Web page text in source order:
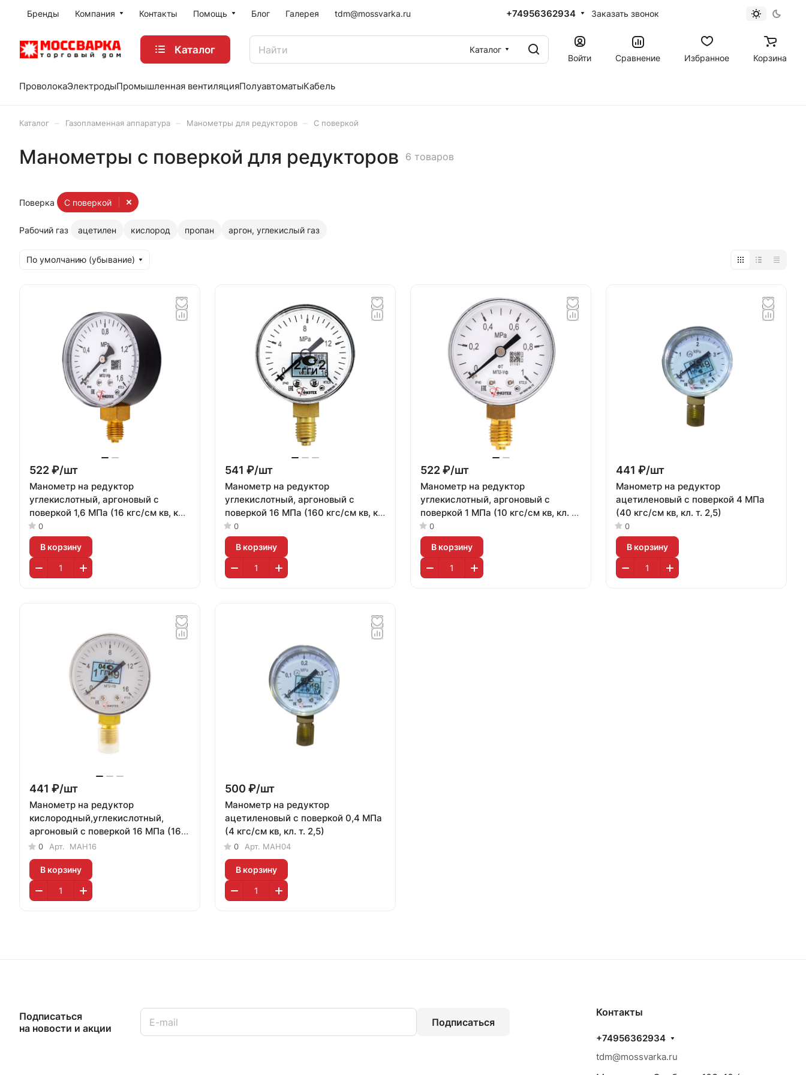
Бренды Компания Контакты Помощь Блог Галерея tdm@mossvarka.ru +74956362934 Заказать звонок
Каталог
Каталог
Войти
Сравнение Избранное Корзина
ПроволокаЭлектродыПромышленная вентиляцияПолуавтоматыКабель
Каталог Газопламенная аппаратура Манометры для редукторов С поверкой
Манометры с поверкой для редукторов 6 товаров
Поверка С поверкой
Рабочий газ ацетилен кислород пропан аргон, углекислый газ
По умолчанию (убывание)
522 ₽/шт
Манометр на редуктор
углекислотный, аргоновый с
поверкой 1,6 МПа (16 кгс/см кв, кл.
т. 2,5)
0
В корзину
541 ₽/шт
Манометр на редуктор
углекислотный, аргоновый с
поверкой 16 МПа (160 кгс/см кв, кл.
т. 2,5)
0
В корзину
522 ₽/шт
Манометр на редуктор
углекислотный, аргоновый с
поверкой 1 МПа (10 кгс/см кв, кл. т.
2,5)
0
В корзину
441 ₽/шт
Манометр на редуктор
ацетиленовый с поверкой 4 МПа
(40 кгс/см кв, кл. т. 2,5)
0
В корзину
441 ₽/шт
Манометр на редуктор
кислородный,углекислотный,
аргоновый с поверкой 16 МПа (160
кгс/см кв, кл. т. 2,5)
0 Арт. МАН16
В корзину
500 ₽/шт
Манометр на редуктор
ацетиленовый с поверкой 0,4 МПа
(4 кгс/см кв, кл. т. 2,5)
0 Арт. МАН04
В корзину
Подписаться
на новости и акции
Подписаться
Контакты
+74956362934
tdm@mossvarka.ru